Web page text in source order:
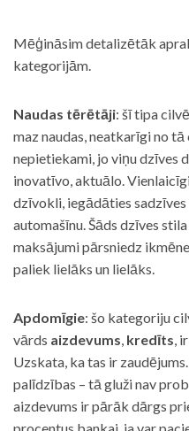
Mēģināsim detalizētāk
kategorijām.
Naudas tērētāji: šī tipa
maz naudas, neatkarīgi no
nepietiekami, jo viņu dzīves
inovatīvo, aktuālo.
dzīvokli, iegādāties
automašīnu. Šāds dzīves
maksājumi pārsniedz
paliek lielāks un lielāks.
Apdomīgie: šo kategoriju
vārds aizdevums, kredīts,
Uzskata, ka tas ir
palīdzības – tā gluži nav
aizdevums ir pārāk dārgs